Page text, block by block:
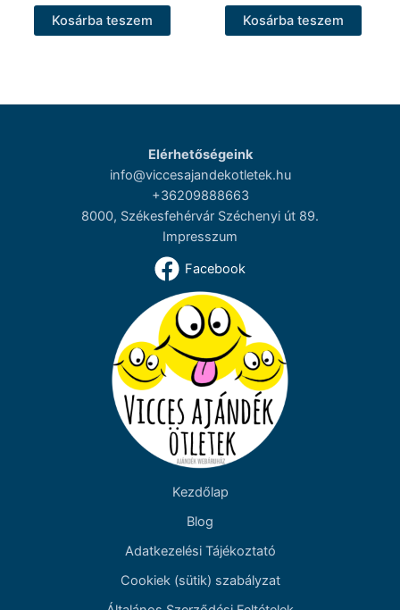
Kosárba teszem Kosárba teszem
Elérhetőségeink
info@viccesajandekotletek.hu
+36209888663
8000, Székesfehérvár Széchenyi út 89.
Impresszum
Facebook
Kezdőlap
Blog
Adatkezelési Tájékoztató
Cookiek (sütik) szabályzat